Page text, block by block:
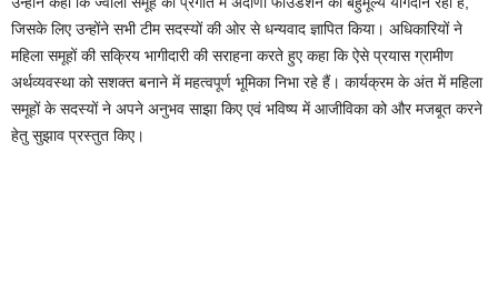
जिसके लिए उन्होंने सभी टीम सदस्यों की ओर से धन्यवाद ज्ञापित किया। अधिकारियों ने
महिला समूहों की सक्रिय भागीदारी की सराहना करते हुए कहा कि ऐसे प्रयास ग्रामीण
अर्थव्यवस्था को सशक्त बनाने में महत्वपूर्ण भूमिका निभा रहे हैं। कार्यक्रम के अंत में महिला
समूहों के सदस्यों ने अपने अनुभव साझा किए एवं भविष्य में आजीविका को और मजबूत करने
हेतु सुझाव प्रस्तुत किए।